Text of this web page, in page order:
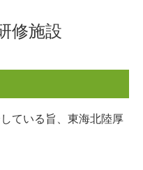
修施設
ている旨、東海北陸厚